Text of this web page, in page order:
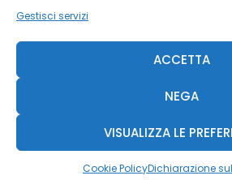
Gestisci servizi
ACCETTA
NEGA
VISUALIZZA LE
Cookie PolicyDichiarazione
R.S. Trib. MI N. 69935-2092-845 - Cap.
Diavolina |